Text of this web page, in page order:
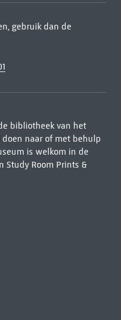
gebruik dan de
bibliotheek van het
doen naar of met behulp
is welkom in de
Study Room Prints &